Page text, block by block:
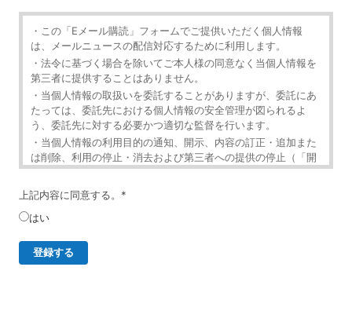
・この「Eメール購読」フォームでご提供いただく個人情報
は、メールニュースの配信対応するために利用します。
・法令に基づく場合を除いてご本人様の同意なく当個人情報を
第三者に提供することはありません。
・当個人情報の取扱いを委託することがありますが、委託にあ
たっては、委託先における個人情報の安全管理が図られるよ
う、委託先に対する必要かつ適切な監督を行います。
・当個人情報の利用目的の通知、開示、内容の訂正・追加また
は削除、利用の停止・消去および第三者への提供の停止（「開
示等」といいます。）を受け付けております。
・開示等の求めは、以下の「個人情報苦情及び相談窓口」で受
・ご入力頂く情報の提供は任意となっております。ただし、正
信に対応できないことがあります。
上記内容に同意する。 *
はい